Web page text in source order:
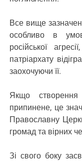
Все вище
особливо в
російської
патріархату
заохочуючи її.
Якщо
припинене, це
Православну
громад та вірних
Зі свого боку